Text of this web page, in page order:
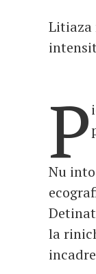
Litiaza
P
Nu
la